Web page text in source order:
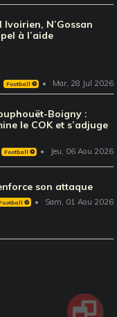
N’Gossan
à l’aide
Football ⚽️ Mar, 28 Jul 2026
Boigny :
le COK et s’adjuge
Football ⚽️ Jeu, 06 Aou 2026
son attaque
⚽️ Sam, 01 Aou 2026